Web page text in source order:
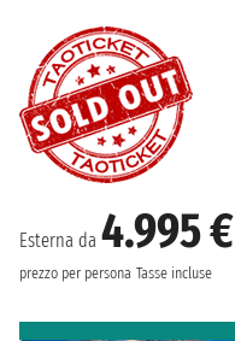
Esterna da 4.995 €
prezzo per persona Tasse incluse